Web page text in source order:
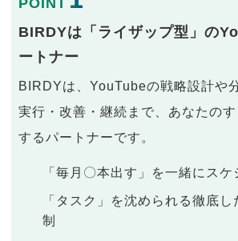
BIRDYは「ライザップ型」の
ートナー
BIRDYは、YouTubeの戦略設計や
実行・改善・継続まで、あなたの
するパートナーです。
「毎月〇本出す」を一緒にス
「タスク」を沈められる徹底
制